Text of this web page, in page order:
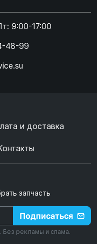
9:00-17:00
48-99
и доставка
запчасть
Подписаться
Без рекламы и спама.